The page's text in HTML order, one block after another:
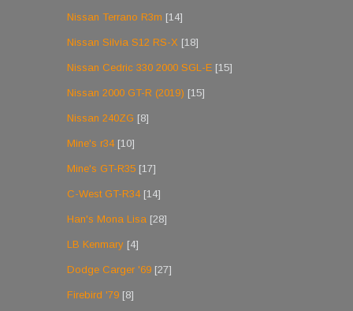
Nissan Terrano R3m [14]
Nissan Silvia S12 RS-X [18]
Nissan Cedric 330 2000 SGL-E [15]
Nissan 2000 GT-R (2019) [15]
Nissan 240ZG [8]
Mine's r34 [10]
Mine's GT-R35 [17]
C-West GT-R34 [14]
Han's Mona Lisa [28]
LB Kenmary [4]
Dodge Carger '69 [27]
Firebird '79 [8]